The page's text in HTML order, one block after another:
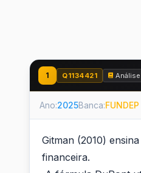
1 Q1134421
Ano:2025Banca:
Gitman (2010)
financeira.